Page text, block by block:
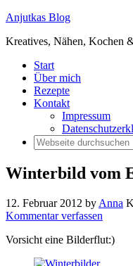
Anjutkas Blog
Kreatives, Nähen, Kochen
Start
Über mich
Rezepte
Kontakt
Impressum
Winterbild vom
12. Februar 2012 by Anna
Kommentar verfassen
Vorsicht eine Bilderflut:)